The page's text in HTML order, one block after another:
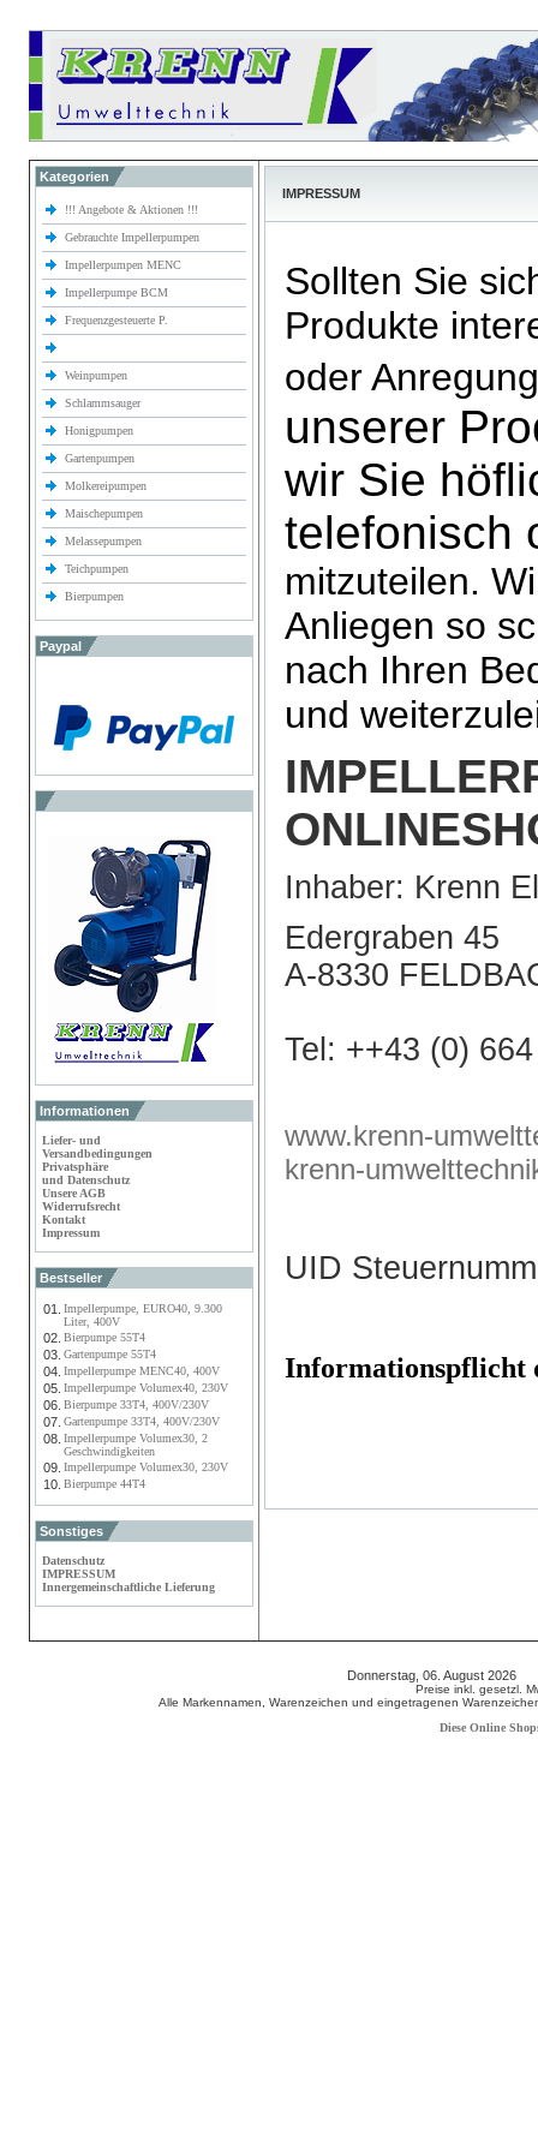
Kategorien
!!! Angebote & Aktionen !!!
Gebrauchte Impellerpumpen
Impellerpumpen MENC
Impellerpumpe BCM
Frequenzgesteuerte P.
Weinpumpen
Schlammsauger
Honigpumpen
Gartenpumpen
Molkereipumpen
Maischepumpen
Melassepumpen
Teichpumpen
Bierpumpen
Paypal
Informationen
Liefer- und
Versandbedingungen
Privatsphäre
und Datenschutz
Unsere AGB
Widerrufsrecht
Kontakt
Impressum
Bestseller
01.
Impellerpumpe, EURO40, 9.300
Liter, 400V
02. Bierpumpe 55T4
03. Gartenpumpe 55T4
04. Impellerpumpe MENC40, 400V
05. Impellerpumpe Volumex40, 230V
06. Bierpumpe 33T4, 400V/230V
07. Gartenpumpe 33T4, 400V/230V
08. Impellerpumpe Volumex30, 2
Geschwindigkeiten
09. Impellerpumpe Volumex30, 230V
10. Bierpumpe 44T4
Sonstiges
Datenschutz
IMPRESSUM
Innergemeinschaftliche Lieferung
IMPRESSUM
Sollten Sie
Produkte
oder
unserer
wir Sie
telefonisch
mitzuteilen.
Anliegen so
nach Ihren
und
Inhaber: Krenn
Edergraben 45
A-8330
Tel: ++43 (0)
www.krenn-
krenn-
UID
Informationspflicht
Donnerstag, 06. August
Preise inkl. gesetzl.
Alle Markennamen, Warenzeichen und eingetragenen
Diese Online